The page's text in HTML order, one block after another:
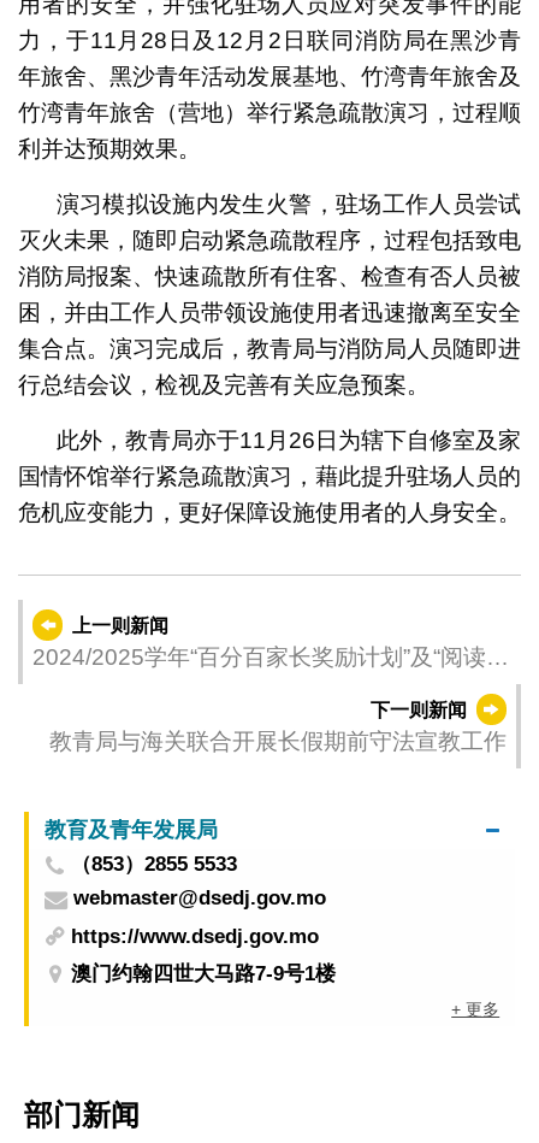
工作人员引领设
力，于11月28日及12月2日联同消防局在黑沙青
年旅舍、黑沙青年活动发展基地、竹湾青年旅舍及
竹湾青年旅舍（营地）举行紧急疏散演习，过程顺
利并达预期效果。
演习模拟设施内发生火警，驻场工作人员尝试
灭火未果，随即启动紧急疏散程序，过程包括致电
消防局报案、快速疏散所有住客、检查有否人员被
困，并由工作人员带领设施使用者迅速撤离至安全
集合点。演习完成后，教青局与消防局人员随即进
行总结会议，检视及完善有关应急预案。
此外，教青局亦于11月26日为辖下自修室及家
国情怀馆举行紧急疏散演习，藉此提升驻场人员的
危机应变能力，更好保障设施使用者的人身安全。
上一则新闻
2024/2025学年“百分百家长奖励计划”及“阅读奖
下一则新闻
教青局与海关联合开展长假期前守法宣教工作
教育及青年发展局
（853）2855 5533
webmaster@dsedj.gov.mo
https://www.dsedj.gov.mo
澳门约翰四世大马路7-9号1楼
+ 更多
部门新闻